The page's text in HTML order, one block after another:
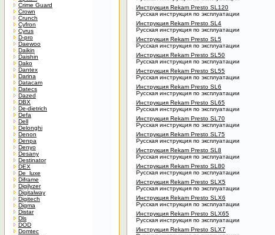
Crime Guard
Crown
Crunch
Cyfron
Cyrus
D-pro
Daewoo
Daikin
Daishin
Dako
Dantex
Darina
Datacam
Datecs
Dazed
DBX
De-dietrich
Defa
Dell
Delonghi
Denon
Denpa
Denyo
Desany
Destinator
DEX
De_luxe
Diframe
Digilyzer
Digitalway
Digitech
Digma
Distar
Dls
DOD
Domtec
Инструкция Rekam Presto SL120
Русская инструкция по эксплуатации
Инструкция Rekam Presto SL4
Русская инструкция по эксплуатации
Инструкция Rekam Presto SL5
Русская инструкция по эксплуатации
Инструкция Rekam Presto SL50
Русская инструкция по эксплуатации
Инструкция Rekam Presto SL55
Русская инструкция по эксплуатации
Инструкция Rekam Presto SL6
Русская инструкция по эксплуатации
Инструкция Rekam Presto SL65
Русская инструкция по эксплуатации
Инструкция Rekam Presto SL70
Русская инструкция по эксплуатации
Инструкция Rekam Presto SL75
Русская инструкция по эксплуатации
Инструкция Rekam Presto SL8
Русская инструкция по эксплуатации
Инструкция Rekam Presto SL80
Русская инструкция по эксплуатации
Инструкция Rekam Presto SLX5
Русская инструкция по эксплуатации
Инструкция Rekam Presto SLX6
Русская инструкция по эксплуатации
Инструкция Rekam Presto SLX65
Русская инструкция по эксплуатации
Инструкция Rekam Presto SLX7